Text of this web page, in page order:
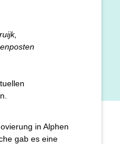
in Alphen
gab es eine